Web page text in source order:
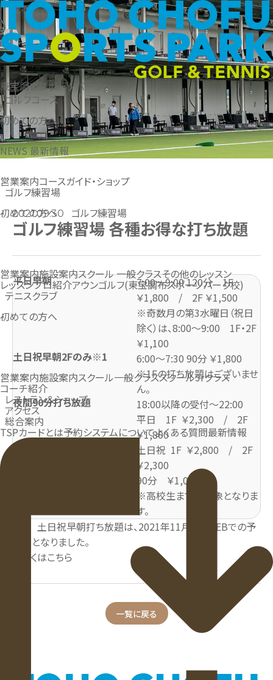
東宝調布スポーツパーク
ゴルフコース
初めての方へ
営業案内コースガイド・ショップ
ゴルフ練習場
初めての方へ
営業案内施設案内スクール 一般クラスその他のレッスン
レッスンプロ紹介アウンゴルフ(東宝調布スポーツパーク校)
テニスクラブ
初めての方へ
営業案内施設案内スクール一般クラススクールJrクラス
コーチ紹介
レストラン＆ショップ
アクセス
総合案内
TSPカードとは予約システムについてよくある質問最新情報
NEWS最新情報
2021.09.30 ゴルフ練習場
ゴルフ練習場 各種お得な打ち放題
平日早朝
7:00～9:00 120分 1F
￥1,800 / 2F ￥1,500
※奇数月の第3水曜日（祝日
除く）は、8:00～9:00 1F・2F
￥1,100
土日祝早朝2Fのみ※1
6:00～7:30 90分 ￥1,800
※1Fの打ち放題はございませ
ん。
夜間90分打ち放題
18:00以降の受付～22:00
平日 1F ￥2,300 / 2F
￥1,800
土日祝 1F ￥2,800 / 2F
￥2,300
90分 ￥1,000
※高校生までが対象となりま
す。
※1 土日祝早朝打ち放題は、2021年11月よりWEBでの予
約制となりました。
詳しくはこちら
一覧に戻る